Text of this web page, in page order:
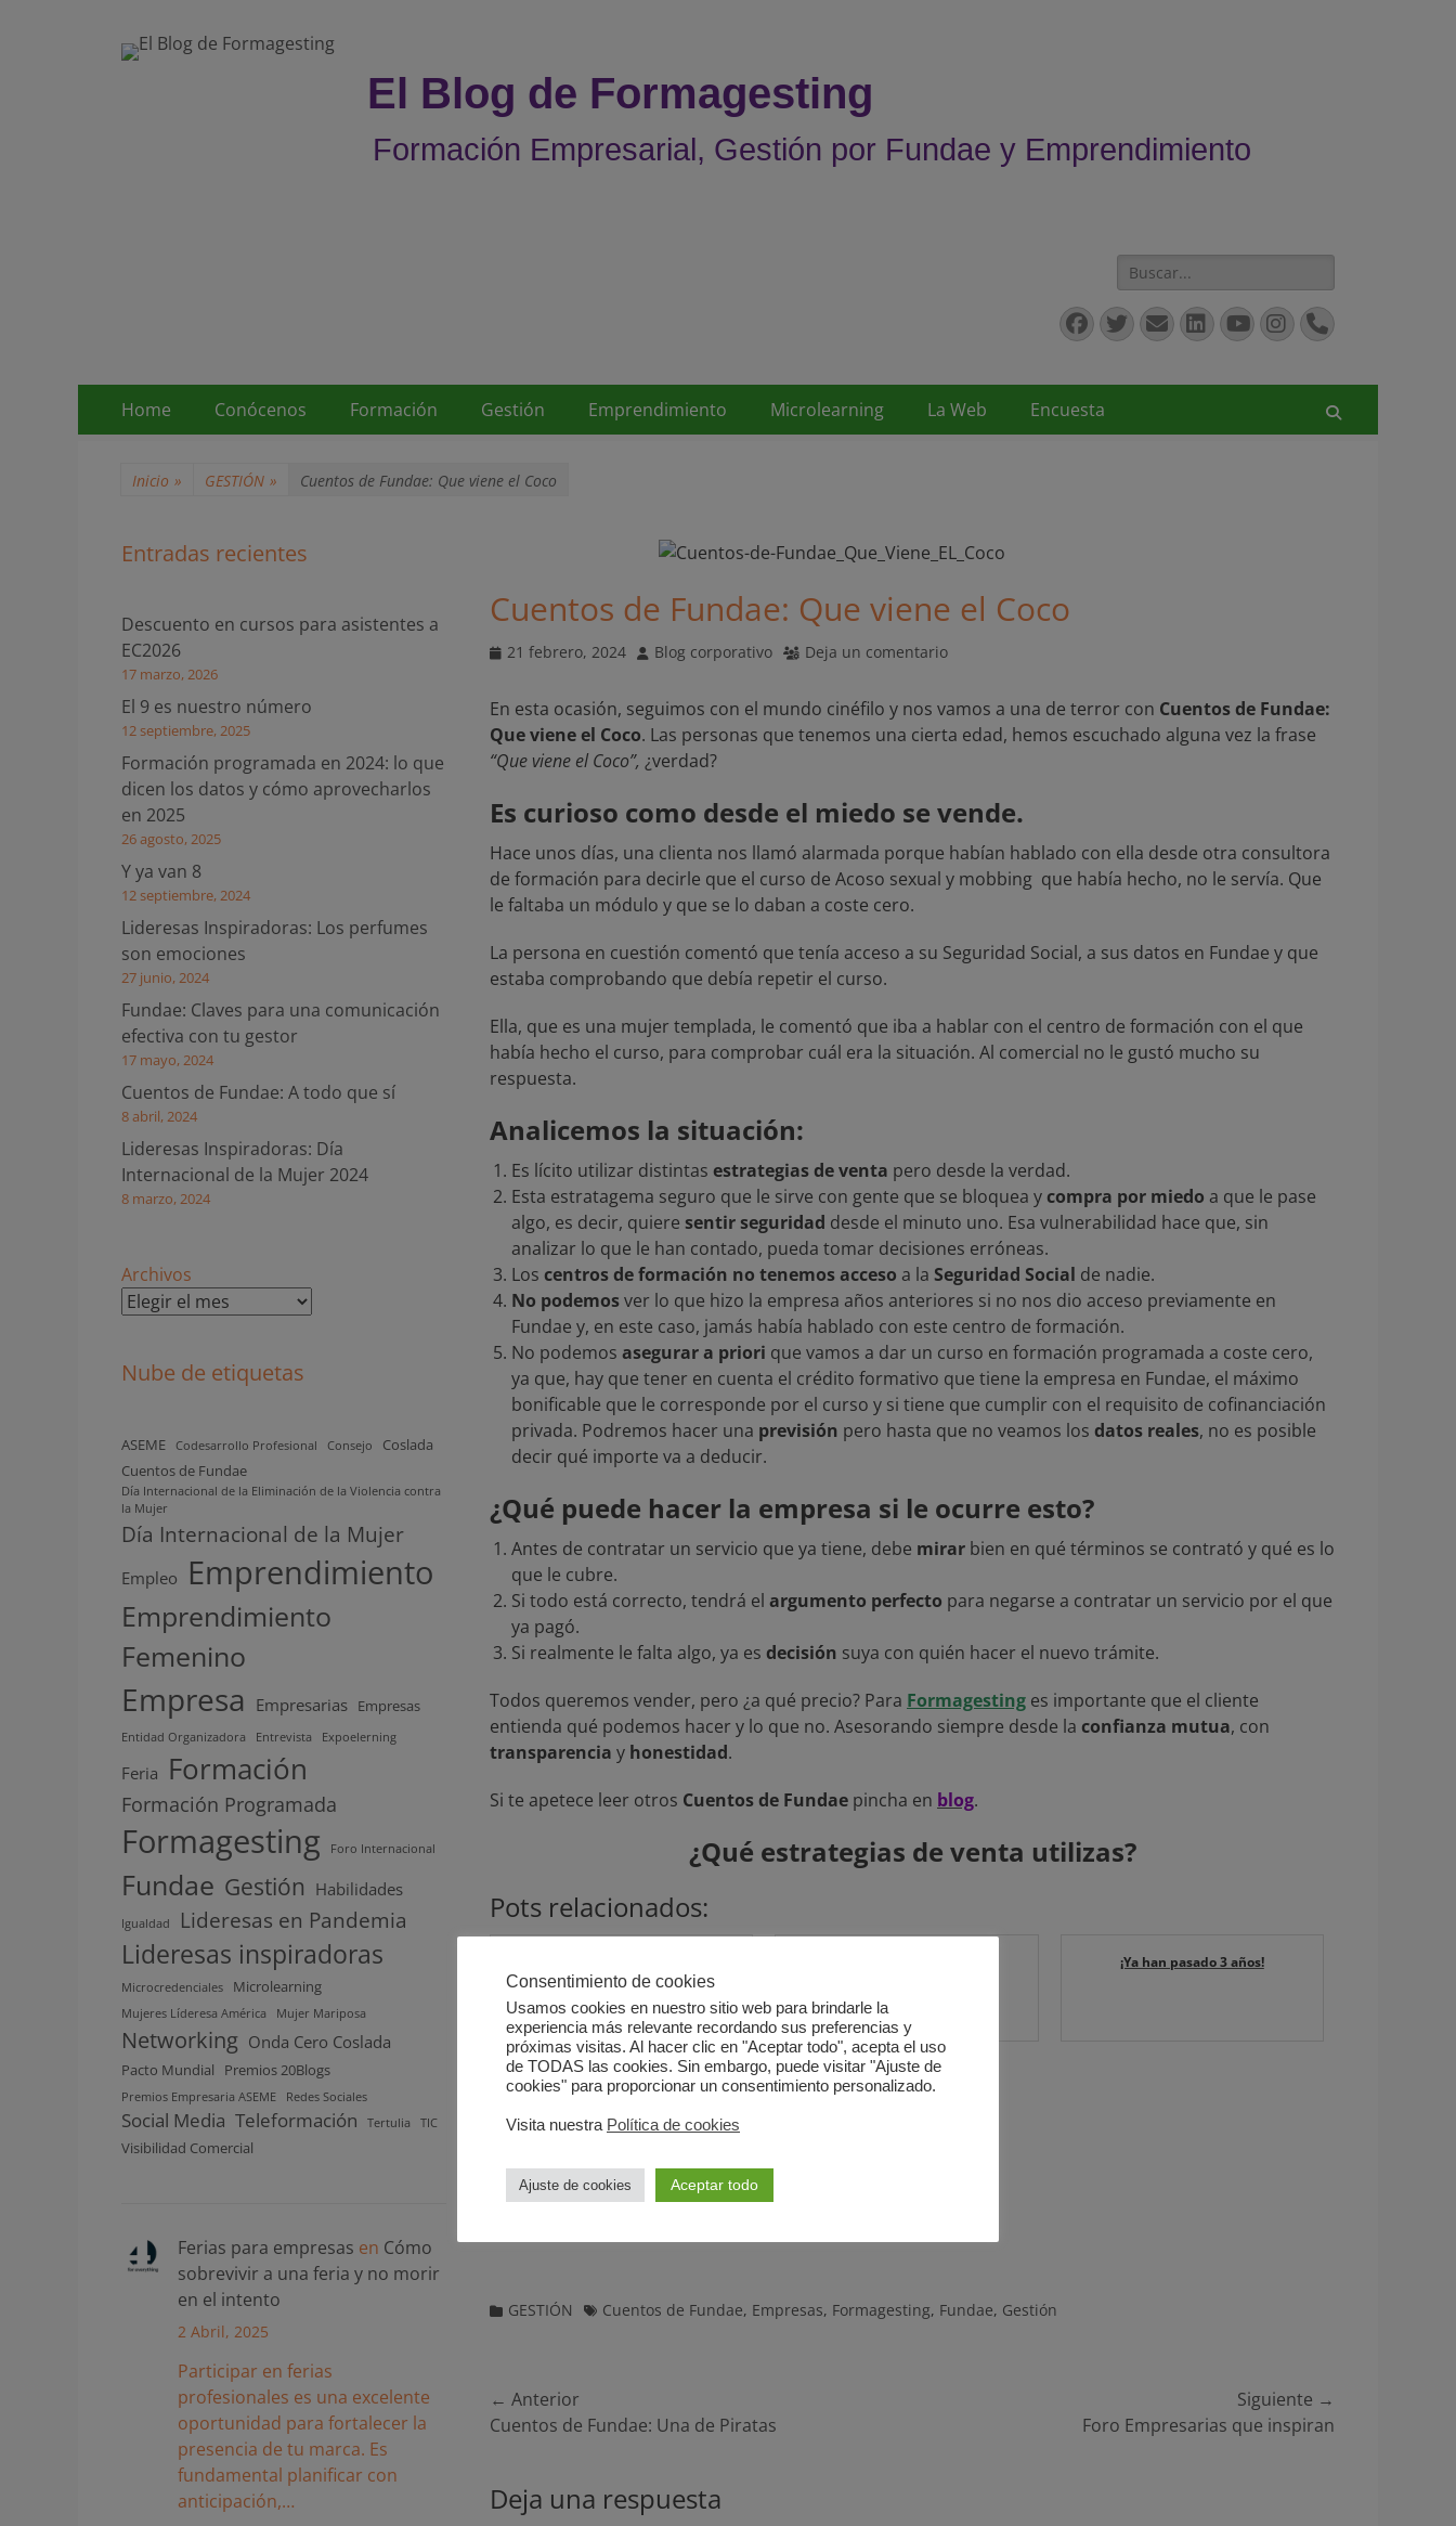
El Blog de Formagesting
Formación Empresarial, Gestión por Fundae y Emprendimiento
Facebook
Twitter
Correo
electrónico
LinkedIn
YouTube
Instagram
Teléfono
Menú
principal
Home Conócenos Formación Gestión Emprendimiento Microlearning La Web Encuesta
Inicio » GESTIÓN » Cuentos de Fundae: Que viene el Coco
Cuentos de Fundae: Que viene el Coco
Publicado
21 febrero, 2024 AutorBlog corporativo Deja un comentario
En esta ocasión, seguimos con el mundo cinéfilo y nos vamos a una de terror con Cuentos de Fundae:
Que viene el Coco. Las personas que tenemos una cierta edad, hemos escuchado alguna vez la frase
“Que viene el Coco”, ¿verdad?
Es curioso como desde el miedo se vende.
Hace unos días, una clienta nos llamó alarmada porque habían hablado con ella desde otra consultora
de formación para decirle que el curso de Acoso sexual y mobbing que había hecho, no le servía. Que
le faltaba un módulo y que se lo daban a coste cero.
La persona en cuestión comentó que tenía acceso a su Seguridad Social, a sus datos en Fundae y que
estaba comprobando que debía repetir el curso.
Ella, que es una mujer templada, le comentó que iba a hablar con el centro de formación con el que
había hecho el curso, para comprobar cuál era la situación. Al comercial no le gustó mucho su
respuesta.
Analicemos la situación:
Es lícito utilizar distintas estrategias de venta pero desde la verdad.
Esta estratagema seguro que le sirve con gente que se bloquea ycompra por miedo a que le pase
algo, es decir, quiere sentir seguridad desde el minuto uno. Esa vulnerabilidad hace que, sin
analizar lo que le han contado, pueda tomar decisiones erróneas.
Los centros de formación no tenemos acceso a la Seguridad Social de nadie.
No podemosver lo que hizo la empresa años anteriores si no nos dio acceso previamente en
Fundae y, en este caso, jamás había hablado con este centro de formación.
No podemos asegurar a priori que vamos a dar un curso en formación programada a coste cero,
ya que, hay que tener en cuenta el crédito formativo que tiene la empresa en Fundae, el máximo
bonificable que le corresponde por el curso y si tiene que cumplir con el requisito de cofinanciación
privada. Podremos hacer una previsión pero hasta que no veamos los datos reales, no es posible
decir qué importe va a deducir.
¿Qué puede hacer la empresa si le ocurre esto?
Antes de contratar un servicio que ya tiene, debe mirar bien en qué términos se contrató y qué es lo
que le cubre.
Si todo está correcto, tendrá el argumento perfecto para negarse a contratar un servicio por el que
ya pagó.
Si realmente le falta algo, ya es decisión suya con quién hacer el nuevo trámite.
Todos queremos vender, pero ¿a qué precio? Para Formagesting es importante que el cliente
entienda qué podemos hacer y lo que no. Asesorando siempre desde la confianza mutua, con
transparencia y honestidad.
Si te apetece leer otros Cuentos de Fundae pincha en blog.
¿Qué estrategias de venta utilizas?
Pots relacionados:
comunicación efectiva con tu gestor
¡Ya han pasado 3 años!
Formagesting cumple 7 años
Categorias
GESTIÓN Etiquetas
Cuentos de Fundae, Empresas, Formagesting, Fundae, Gestión
Navegación
de
entradas
← Anterior
Entrada
Cuentos de Fundae: Una de Piratas
Siguiente →
Foro Empresarias que inspiran
Deja una respuesta
Entradas recientes
Descuento en cursos para asistentes a
EC2026
17 marzo, 2026
El 9 es nuestro número
12 septiembre, 2025
Formación programada en 2024: lo que
dicen los datos y cómo aprovecharlos
en 2025
26 agosto, 2025
Y ya van 8
12 septiembre, 2024
Lideresas Inspiradoras: Los perfumes
son emociones
27 junio, 2024
Fundae: Claves para una comunicación
efectiva con tu gestor
17 mayo, 2024
Cuentos de Fundae: A todo que sí
8 abril, 2024
Lideresas Inspiradoras: Día
Internacional de la Mujer 2024
8 marzo, 2024
Archivos
Nube de etiquetas
ASEME Codesarrollo Profesional Consejo
Coslada
Cuentos de Fundae
Día Internacional de la Eliminación de la Violencia contra
la Mujer
Día Internacional de la Mujer
Empleo Emprendimiento
Emprendimiento
Femenino
Empresa Empresarias Empresas
Entidad Organizadora Entrevista Expoelerning
Feria Formación
Formación Programada
Formagesting Foro Internacional
Fundae Gestión Habilidades
Igualdad Lideresas en Pandemia
Lideresas inspiradoras
Microcredenciales Microlearning
Mujeres Líderesa América Mujer Mariposa
Networking Onda Cero Coslada
Pacto Mundial Premios 20Blogs
Premios Empresaria ASEME Redes Sociales
Social Media Teleformación Tertulia TIC
Visibilidad Comercial
Ferias para empresas en Cómo
sobrevivir a una feria y no morir
en el intento
2 Abril, 2025
Participar en ferias
profesionales es una excelente
oportunidad para fortalecer la
presencia de tu marca. Es
fundamental planificar con
anticipación,…
Consentimiento de cookies
Usamos cookies en nuestro sitio web para brindarle la
experiencia más relevante recordando sus preferencias y
próximas visitas. Al hacer clic en "Aceptar todo", acepta el uso
de TODAS las cookies. Sin embargo, puede visitar "Ajuste de
cookies" para proporcionar un consentimiento personalizado.
Visita nuestra Política de cookies
Ajuste de cookies Aceptar todo